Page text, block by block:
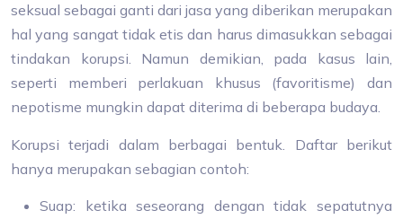
seksual sebagai ganti dari jasa yang diberikan merupakan
hal yang sangat tidak etis dan harus dimasukkan sebagai
tindakan korupsi. Namun demikian, pada kasus lain,
seperti memberi perlakuan khusus (favoritisme) dan
nepotisme mungkin dapat diterima di beberapa budaya.
Korupsi terjadi dalam berbagai bentuk. Daftar berikut
hanya merupakan sebagian contoh:
Suap: ketika seseorang dengan tidak sepatutnya